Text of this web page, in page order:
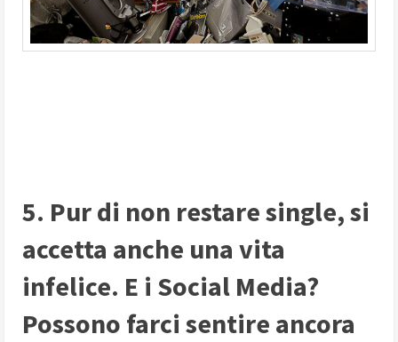
5. Pur di non restare single, si
accetta anche una vita
infelice. E i Social Media?
Possono farci sentire ancora